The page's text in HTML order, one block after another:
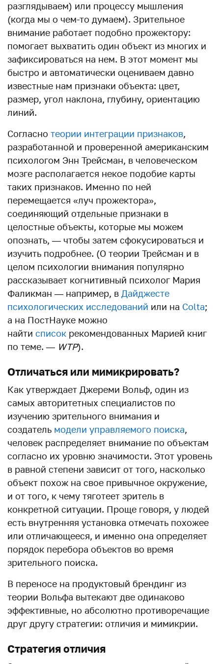
разглядываем) или процессу мышления
(когда мы о чем-то думаем). Зрительное
внимание работает подобно прожектору:
помогает выхватить один объект из многих и
зафиксироваться на нем. В этот момент мы
быстро и автоматически оцениваем давно
известные нам признаки объекта: цвет,
размер, угол наклона, глубину, ориентацию
линий.
Согласно теории интеграции признаков,
разработанной и проверенной американским
психологом Энн Трейсман, в человеческом
мозге располагается некое подобие карты
таких признаков. Именно по ней
перемещается «луч прожектора»,
соединяющий отдельные признаки в
целостные объекты, которые мы можем
опознать, — чтобы затем сфокусироваться и
изучить подробнее. (О теории Трейсман и в
целом психологии внимания популярно
рассказывает когнитивный психолог Мария
Фаликман — например, в Дайджесте
психологических исследований или на Colta;
а на ПостНауке можно
найти список рекомендованных Марией книг
по теме. — WTP).
Отличаться или мимикрировать?
Как утверждает Джереми Вольф, один из
самых авторитетных специалистов по
изучению зрительного внимания и
создатель модели управляемого поиска,
человек распределяет внимание по объектам
согласно их уровню значимости. Этот уровень
в равной степени зависит от того, насколько
объект похож на свое привычное окружение,
и от того, к чему тяготеет зритель в
конкретной ситуации. Проще говоря, у людей
есть внутренняя установка отмечать похожее
или отличающееся, и именно она определяет
порядок перебора объектов во время
зрительного поиска.
В переносе на продуктовый брендинг из
теории Вольфа вытекают две одинаково
эффективные, но абсолютно противоречащие
друг другу стратегии: отличия и мимикрии.
Стратегия отличия